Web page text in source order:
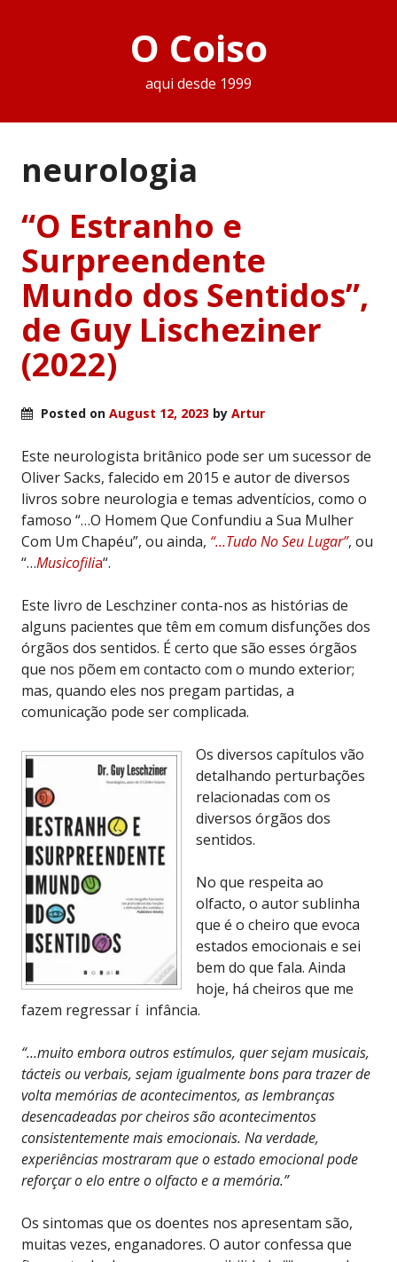
O Coiso
aqui desde 1999
neurologia
“O Estranho e
Surpreendente
Mundo dos Sentidos”,
de Guy Lischeziner
(2022)
Posted on August 12, 2023 by Artur
Este neurologista britânico pode ser um sucessor de
Oliver Sacks, falecido em 2015 e autor de diversos
livros sobre neurologia e temas adventícios, como o
famoso “…O Homem Que Confundiu a Sua Mulher
Com Um Chapéu”, ou ainda, “…Tudo No Seu Lugar”, ou
“…Musicofilia“.
Este livro de Leschziner conta-nos as histórias de
alguns pacientes que têm em comum disfunções dos
órgãos dos sentidos. É certo que são esses órgãos
que nos põem em contacto com o mundo exterior;
mas, quando eles nos pregam partidas, a
comunicação pode ser complicada.
Os diversos capítulos vão
detalhando perturbações
relacionadas com os
diversos órgãos dos
sentidos.
No que respeita ao
olfacto, o autor sublinha
que é o cheiro que evoca
estados emocionais e sei
bem do que fala. Ainda
hoje, há cheiros que me
fazem regressar í infância.
“…muito embora outros estímulos, quer sejam musicais,
tácteis ou verbais, sejam igualmente bons para trazer de
volta memórias de acontecimentos, as lembranças
desencadeadas por cheiros são acontecimentos
consistentemente mais emocionais. Na verdade,
experiências mostraram que o estado emocional pode
reforçar o elo entre o olfacto e a memória.”
Os sintomas que os doentes nos apresentam são,
muitas vezes, enganadores. O autor confessa que